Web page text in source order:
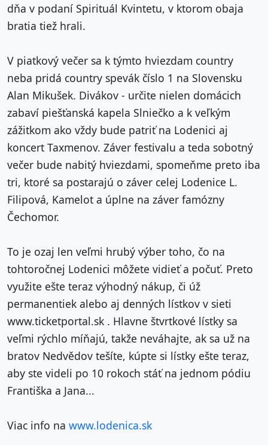
dňa v podaní Spirituál Kvintetu, v ktorom obaja
bratia tiež hrali.
V piatkový večer sa k týmto hviezdam country
neba pridá country spevák číslo 1 na Slovensku
Alan Mikušek. Divákov - určite nielen domácich
zabaví piešťanská kapela Slniečko a k veľkým
zážitkom ako vždy bude patriť na Lodenici aj
koncert Taxmenov. Záver festivalu a teda sobotný
večer bude nabitý hviezdami, spomeňme preto iba
tri, ktoré sa postarajú o záver celej Lodenice L.
Filipová, Kamelot a úplne na záver famózny
Čechomor.
To je ozaj len veľmi hrubý výber toho, čo na
tohtoročnej Lodenici môžete vidieť a počuť. Preto
využite ešte teraz výhodný nákup, či úž
permanentiek alebo aj denných lístkov v sieti
www.ticketportal.sk . Hlavne štvrtkové lístky sa
veľmi rýchlo míňajú, takže neváhajte, ak sa už na
bratov Nedvědov tešíte, kúpte si lístky ešte teraz,
aby ste videli po 10 rokoch stáť na jednom pódiu
Františka a Jana...
Viac info na www.lodenica.sk